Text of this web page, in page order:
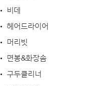
비데
헤어드라이어
머리빗
면봉&화장솜
구두클리너